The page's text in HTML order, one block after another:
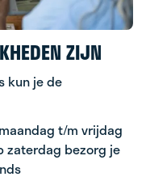
ZIJN
kun je de
t/m vrijdag
zaterdag bezorg je